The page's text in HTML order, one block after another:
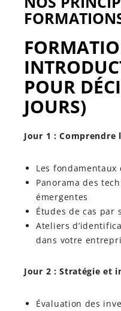
POUR
JOURS)
Jour 1 : Comprendre
Les
Panorama des
émergentes
Études de cas par
Ateliers
dans votre
Jour 2 : Stratégie et
Évaluation des